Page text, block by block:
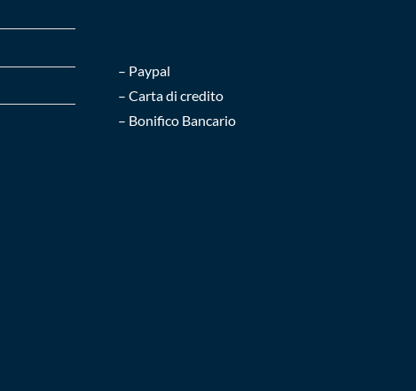
– Paypal
– Carta di credito
– Bonifico Bancario